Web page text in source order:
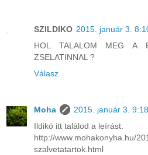
SZILDIKO 2015. január 3.
HOL TALALOM MEG A
ZSELATINNAL ?
Válasz
Moha
2015. január 3. 9:18
Ildikó itt találod a leírást:
http://www.mohakonyha.hu/
szalvetatartok.html